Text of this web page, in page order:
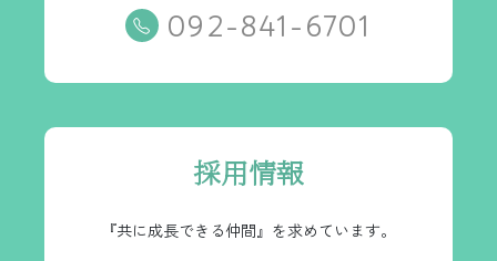
092-841-6701
採用情報
『共に成長できる仲間』を求めています。